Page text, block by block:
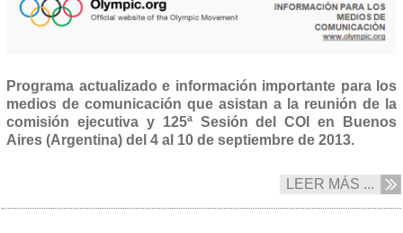
Programa actualizado e información importante para los
medios de comunicación que asistan a la reunión de la
comisión ejecutiva y 125ª Sesión del COI en Buenos
Aires (Argentina) del 4 al 10 de septiembre de 2013.
LEER MÁS ...